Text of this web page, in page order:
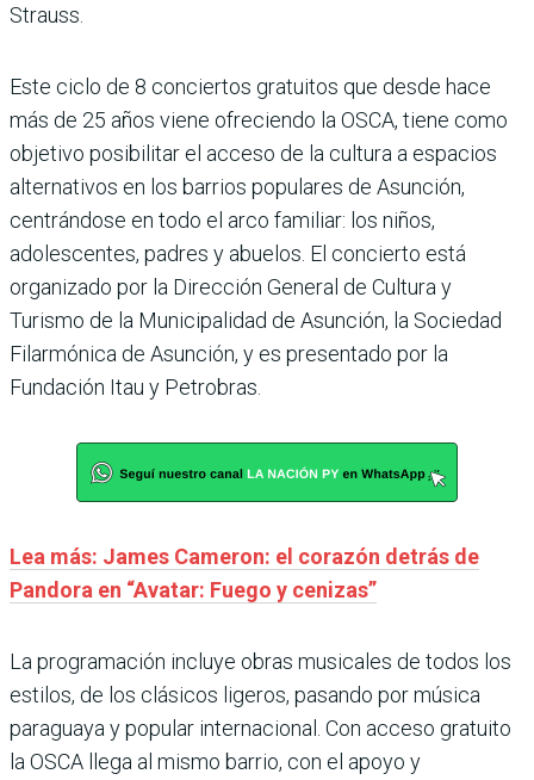
Strauss.
Este ciclo de 8 conciertos gratuitos que desde hace
más de 25 años viene ofreciendo la OSCA, tiene como
objetivo posibilitar el acceso de la cultura a espacios
alternativos en los barrios populares de Asunción,
centrándose en todo el arco familiar: los niños,
adolescentes, padres y abuelos. El concierto está
organizado por la Dirección General de Cultura y
Turismo de la Municipalidad de Asunción, la Sociedad
Filarmónica de Asunción, y es presentado por la
Fundación Itau y Petrobras.
Lea más: James Cameron: el corazón detrás de
Pandora en “Avatar: Fuego y cenizas”
La programación incluye obras musicales de todos los
estilos, de los clásicos ligeros, pasando por música
paraguaya y popular internacional. Con acceso gratuito
la OSCA llega al mismo barrio, con el apoyo y